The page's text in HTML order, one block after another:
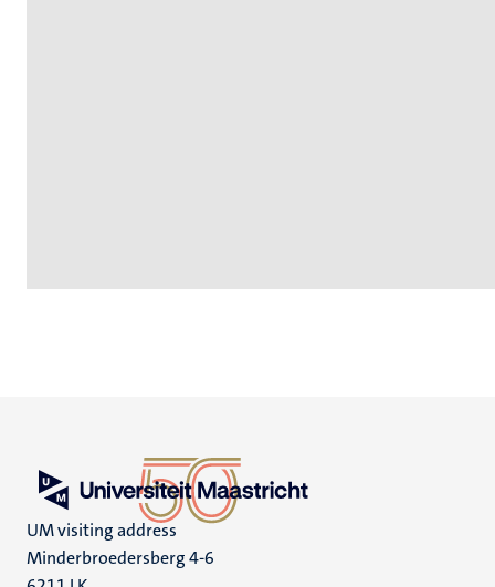
UM visiting address
Minderbroedersberg 4-6